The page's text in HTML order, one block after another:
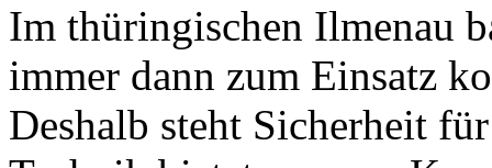
Im thüringischen Ilmenau
immer dann zum Einsatz
Deshalb steht Sicherheit